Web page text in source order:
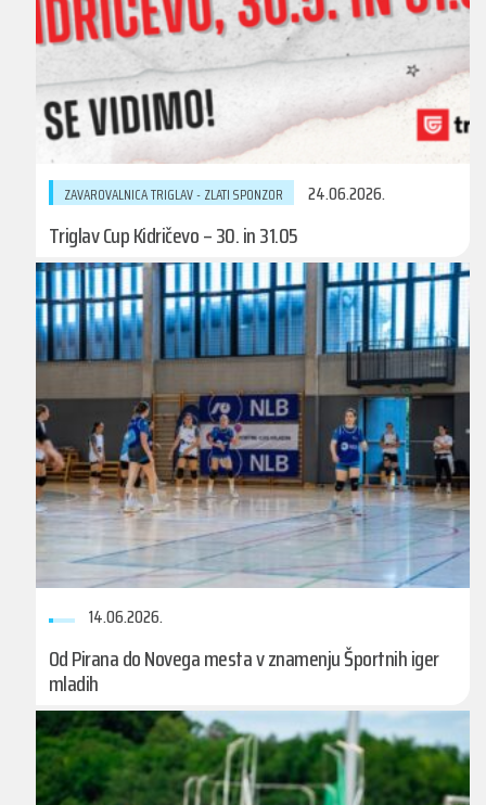
ZAVAROVALNICA TRIGLAV - ZLATI SPONZOR 24.06.2026.
Triglav Cup Kidričevo – 30. in 31.05
14.06.2026.
Od Pirana do Novega mesta v znamenju Športnih iger
mladih